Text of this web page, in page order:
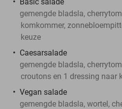
gemengde bladsla,
komkommer,
keuze
Caesarsalade
gemengde bladsla,
croutons en 1 dressing naar
Vegan salade
gemengde bladsla, wortel,